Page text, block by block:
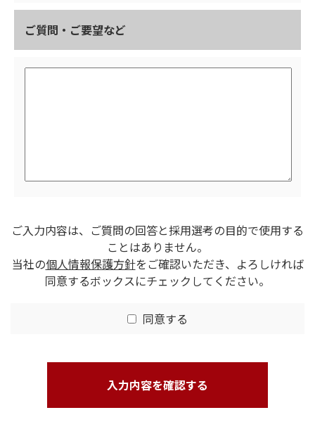
ご質問・ご要望など
ご入力内容は、ご質問の回答と採用選考の目的で使用する
ことはありません。
当社の個人情報保護方針をご確認いただき、よろしければ
同意するボックスにチェックしてください。
同意する